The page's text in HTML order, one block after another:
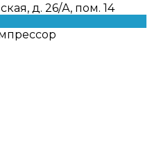
д. 26/А, пом. 14